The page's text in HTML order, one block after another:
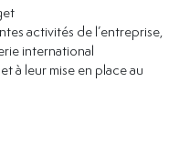
activités de l’entreprise,
international
à leur mise en place au